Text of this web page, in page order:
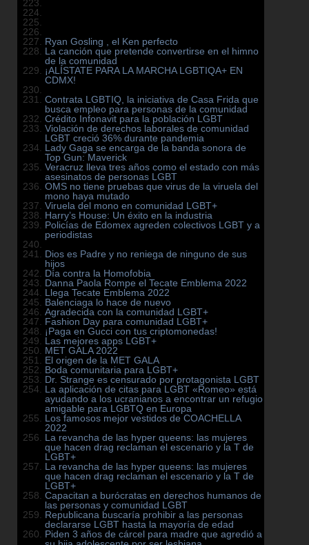
Ryan Gosling , el Ken perfecto
La canción que pretende convertirse en el himno
de la comunidad
¡ALÍSTATE PARA LA MARCHA LGBTIQA+ EN
CDMX!
Contrata LGBTIQ, la iniciativa de Casa Frida que
busca empleo para personas de la comunidad
Crédito Infonavit para la población LGBT
Violación de derechos laborales de comunidad
LGBT creció 36% durante pandemia
Lady Gaga se encarga de la banda sonora de
Top Gun: Maverick
Veracruz lleva tres años como el estado con más
asesinatos de personas LGBT
OMS no tiene pruebas que virus de la viruela del
mono haya mutado
Viruela del mono en comunidad LGBT+
Harry’s House: Un éxito en la industria
Policías de Edomex agreden colectivos LGBT y a
periodistas
Dios es Padre y no reniega de ninguno de sus
hijos
Día contra la Homofobia
Danna Paola Rompe el Tecate Emblema 2022
Llega Tecate Emblema 2022
Balenciaga lo hace de nuevo
Agradecida con la comunidad LGBT+
Fashion Day para comunidad LGBT+
¡Paga en Gucci con tus criptomonedas!
Las mejores apps LGBT+
MET GALA 2022
El origen de la MET GALA
Boda comunitaria para LGBT+
Dr. Strange es censurado por protagonista LGBT
La aplicación de citas para LGBT «Romeo» está
ayudando a los ucranianos a encontrar un refugio
amigable para LGBTQ en Europa
Los famosos mejor vestidos de COACHELLA
2022
La revancha de las hyper queens: las mujeres
que hacen drag reclaman el escenario y la T de
LGBT+
La revancha de las hyper queens: las mujeres
que hacen drag reclaman el escenario y la T de
LGBT+
Capacitan a burócratas en derechos humanos de
las personas y comunidad LGBT
Republicana buscaría prohibir a las personas
declararse LGBT hasta la mayoría de edad
Piden 3 años de cárcel para madre que agredió a